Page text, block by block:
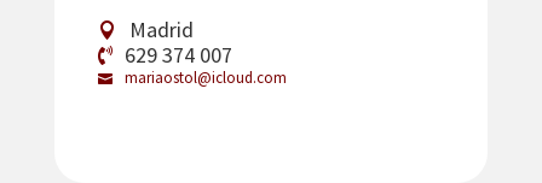
Madrid
629 374 007
mariaostol@icloud.com